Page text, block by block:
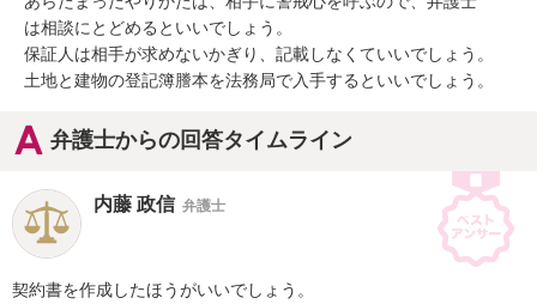
は相談にとどめるといいでしょう。
保証人は相手が求めないかぎり、記載しなくていいでしょう。
土地と建物の登記簿謄本を法務局で入手するといいでしょう。
弁護士からの回答タイムライン
内藤 政信 弁護士
契約書を作成したほうがいいでしょう。